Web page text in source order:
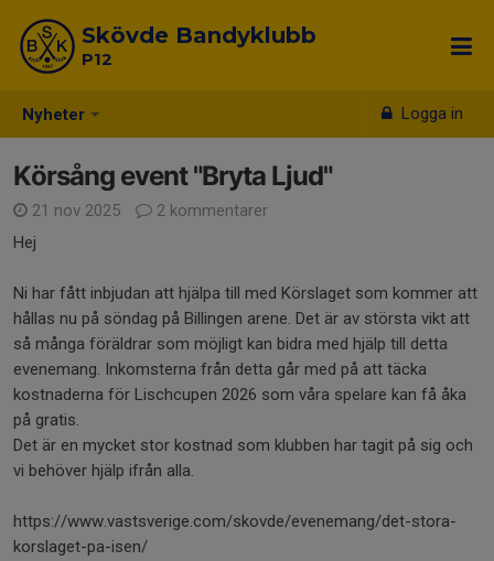
Nyheter Logga in
Skövde Bandyklubb
P12
Körsång event "Bryta Ljud"
21 nov 2025
2 kommentarer
Hej
Ni har fått inbjudan att hjälpa till med Körslaget som kommer att
hållas nu på söndag på Billingen arene. Det är av största vikt att
så många föräldrar som möjligt kan bidra med hjälp till detta
evenemang. Inkomsterna från detta går med på att täcka
kostnaderna för Lischcupen 2026 som våra spelare kan få åka
på gratis.
Det är en mycket stor kostnad som klubben har tagit på sig och
vi behöver hjälp ifrån alla.
https://www.vastsverige.com/skovde/evenemang/det-stora-
korslaget-pa-isen/